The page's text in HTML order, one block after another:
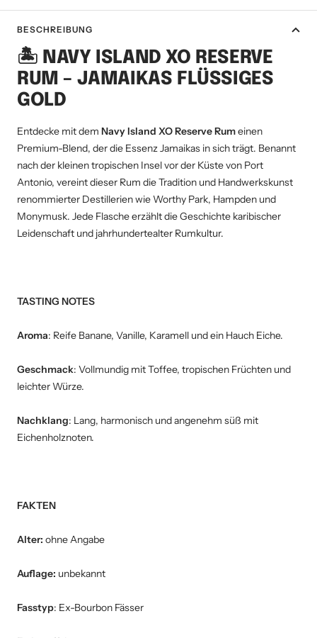
BESCHREIBUNG
🏝️ NAVY ISLAND XO RESERVE
RUM – JAMAIKAS FLÜSSIGES
GOLD
Entdecke mit dem Navy Island XO Reserve Rumeinen
Premium-Blend, der die Essenz Jamaikas in sich trägt. Benannt
nach der kleinen tropischen Insel vor der Küste von Port
Antonio, vereint dieser Rum die Tradition und Handwerkskunst
renommierter Destillerien wie Worthy Park, Hampden und
Monymusk. Jede Flasche erzählt die Geschichte karibischer
Leidenschaft und jahrhundertealter Rumkultur.
TASTING NOTES
Aroma: Reife Banane, Vanille, Karamell und ein Hauch Eiche.
Geschmack: Vollmundig mit Toffee, tropischen Früchten und
leichter Würze.
Nachklang: Lang, harmonisch und angenehm süß mit
Eichenholznoten.
FAKTEN
Alter: ohne Angabe
Auflage: unbekannt
Fasstyp: Ex-Bourbon Fässer